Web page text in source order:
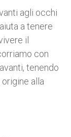
agli occhi
a tenere
il
con
tenendo
alla